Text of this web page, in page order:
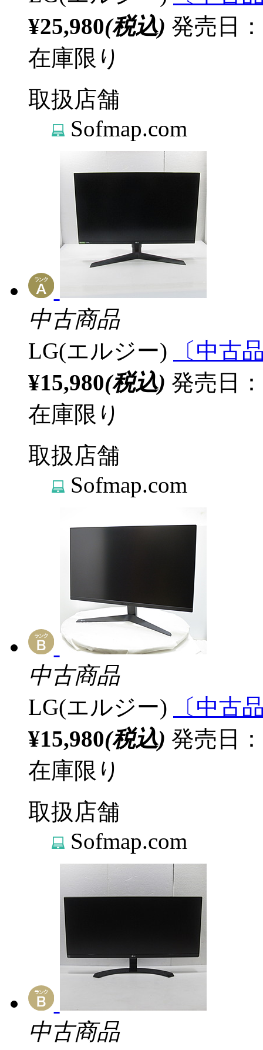
¥25,980(税込) 発売日
在庫限り
取扱店舗
Sofmap.com
中古商品
LG(エルジー)
〔中古
¥15,980(税込) 発売日
在庫限り
取扱店舗
Sofmap.com
中古商品
LG(エルジー)
〔中古
¥15,980(税込) 発売日
在庫限り
取扱店舗
Sofmap.com
中古商品